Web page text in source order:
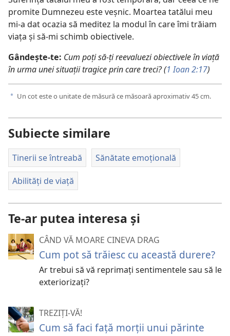
promite Dumnezeu este veșnic. Moartea tatălui meu
mi-a dat ocazia să meditez la modul în care îmi trăiam
viața și să-mi schimb obiectivele.
Gândește-te: Cum poți să-ți reevaluezi obiectivele în viață
în urma unei situații tragice prin care treci? (1 Ioan 2:17)
a Un cot este o unitate de măsură ce măsoară aproximativ 45 cm.
Subiecte similare
Tinerii se întreabă Sănătate emoțională
Abilități de viață
Te-ar putea interesa și
CÂND VĂ MOARE CINEVA DRAG
Cum pot să trăiesc cu această durere?
Ar trebui să vă reprimați sentimentele sau să le
exteriorizați?
TREZIȚI-VĂ!
Cum să faci față morții unui părinte